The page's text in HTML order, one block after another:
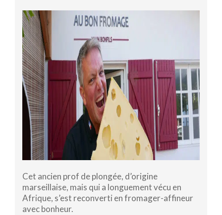
Cet ancien prof de plongée, d’origine
marseillaise, mais qui a longuement vécu en
Afrique, s’est reconverti en fromager-affineur
avec bonheur.